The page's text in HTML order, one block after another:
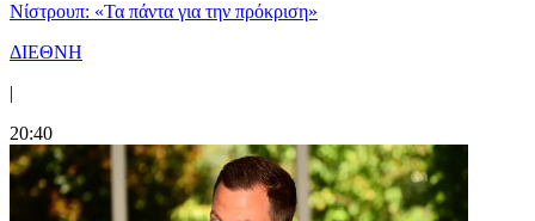
Νίστρουπ: «Τα πάντα για την πρόκριση»
ΔΙΕΘΝΗ
|
20:40